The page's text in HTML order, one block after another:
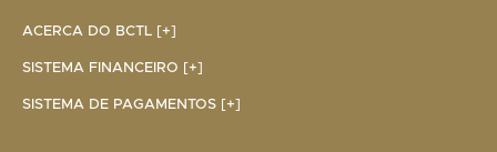
ACERCA DO BCTL [+]
SISTEMA FINANCEIRO [+]
SISTEMA DE PAGAMENTOS [+]